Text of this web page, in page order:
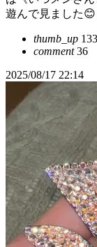
遊んで見ました
thumb_up 133
comment36
2025/08/17 22:14